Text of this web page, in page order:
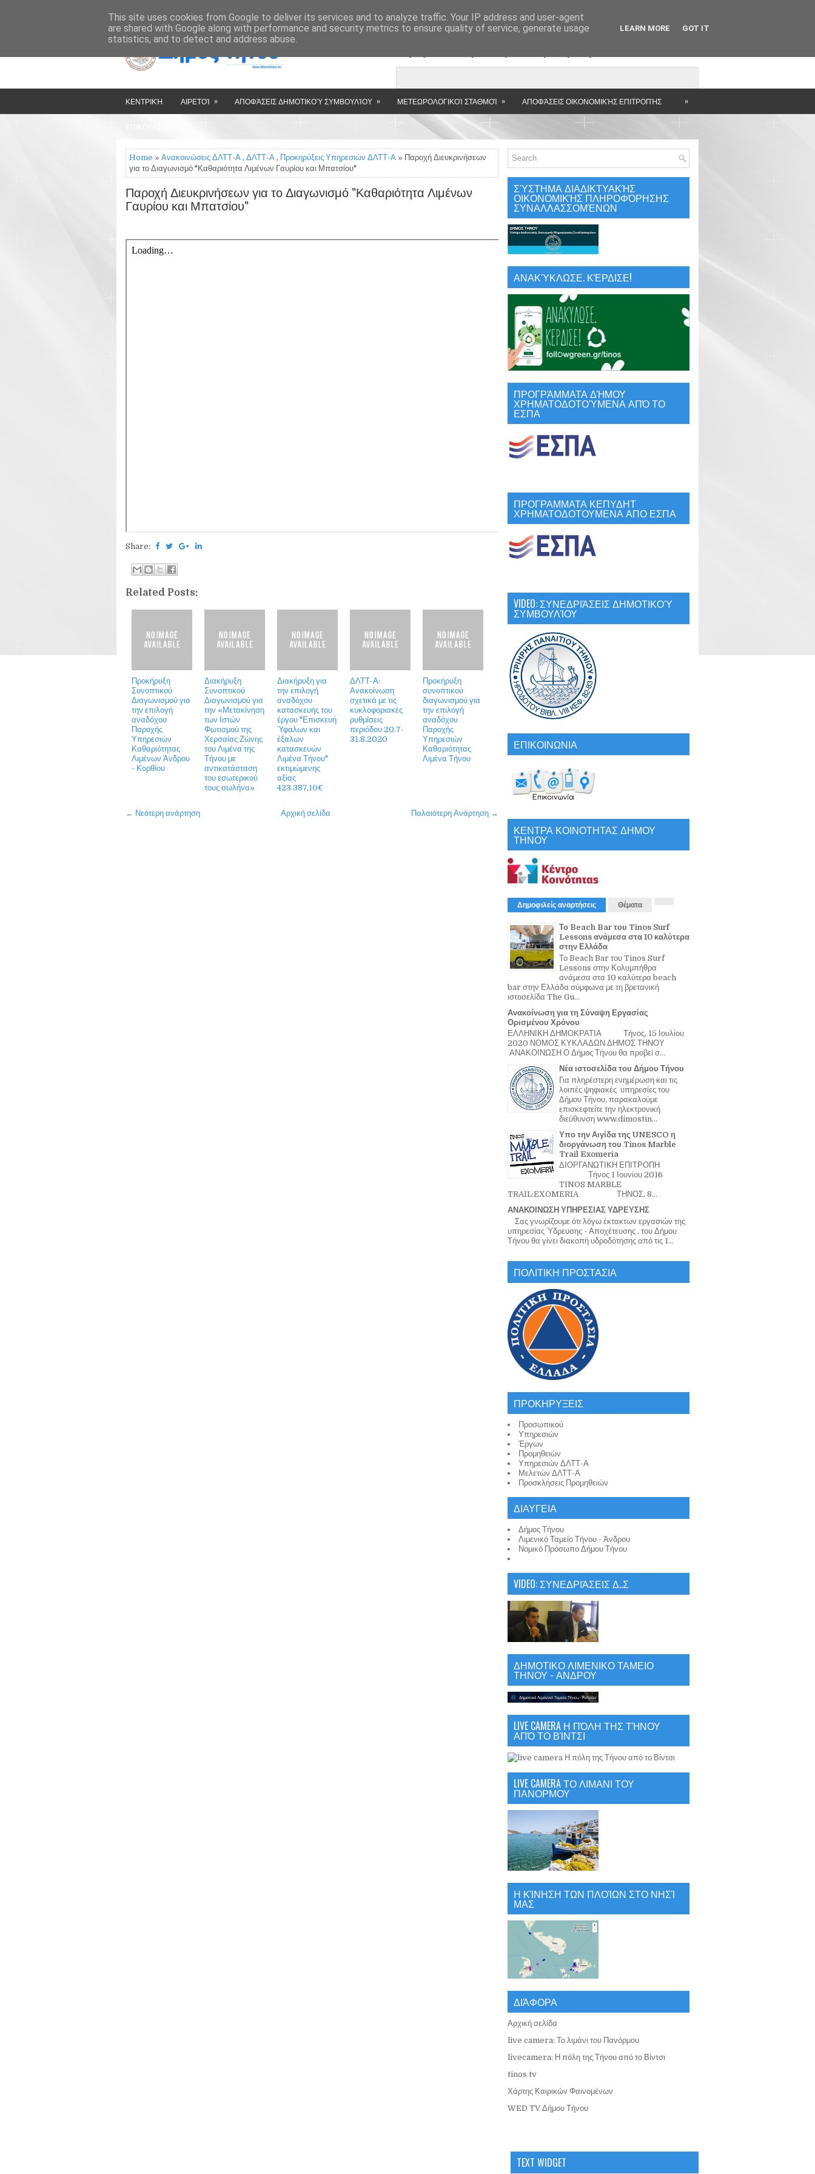
HOME ΔΉΜΟΣ ΤΉΝΟΥ » » »
ΚΕΝΤΡΙΚΉ ΑΙΡΕΤΟΊ » ΑΠΟΦΆΣΕΙΣ ΔΗΜΟΤΙΚΟΎ ΣΥΜΒΟΥΛΊΟΥ » ΜΕΤΕΩΡΟΛΟΓΙΚΟΊ ΣΤΑΘΜΟΊ » ΑΠΟΦΆΣΕΙΣ ΟΙΚΟΝΟΜΙΚΉΣ ΕΠΙΤΡΟΠΉΣ »
Home » Ανακοινώσεις ΔΛΤΤ-Α , ΔΛΤΤ-Α , Προκηρύξεις Υπηρεσιών ΔΛΤΤ-Α » Παροχή Διευκρινήσεων
για το Διαγωνισμό "Καθαριότητα Λιμένων Γαυρίου και Μπατσίου"
Παροχή Διευκρινήσεων για το Διαγωνισμό "Καθαριότητα Λιμένων
Γαυρίου και Μπατσίου"
Share:
Related Posts:
Προκήρυξη
Συνοπτικού
Διαγωνισμού για
την επιλογή
αναδόχου
Παροχής
Υπηρεσιών
Καθαριότητας
Λιμένων Άνδρου
- Κορθίου
Διακήρυξη
Συνοπτικού
Διαγωνισμού για
την «Μετακίνηση
των Ιστών
Φωτισμού της
Χερσαίας Ζώνης
του Λιμένα της
Τήνου με
αντικατάσταση
του εσωτερικού
τους σωλήνα»
Διακήρυξη για
την επιλογή
αναδόχου
κατασκευής του
έργου "Επισκευή
Ύφαλων και
έξαλων
κατασκευών
Λιμένα Τήνου"
εκτιμώμενης
αξίας
423.387,10€
ΔΛΤΤ-Α:
Ανακοίνωση
σχετικά με τις
κυκλοφοριακές
ρυθμίσεις
περιόδου 20.7-
31.8.2020
Προκήρυξη
συνοπτικού
διαγωνισμού για
την επιλογή
αναδόχου
Παροχής
Υπηρεσιών
Καθαριότητας
Λιμένα Τήνου
← Νεότερη ανάρτηση Παλαιότερη Ανάρτηση →
Αρχική σελίδα
ΣΎΣΤΗΜΑ ΔΙΑΔΙΚΤΥΑΚΉΣ
ΟΙΚΟΝΟΜΙΚΉΣ ΠΛΗΡΟΦΌΡΗΣΗΣ
ΣΥΝΑΛΛΑΣΣΟΜΈΝΩΝ
ΑΝΑΚΎΚΛΩΣΕ. ΚΈΡΔΙΣΕ!
ΠΡΟΓΡΆΜΜΑΤΑ ΔΉΜΟΥ
ΧΡΗΜΑΤΟΔΟΤΟΎΜΕΝΑ ΑΠΌ ΤΟ
ΕΣΠΑ
ΠΡΟΓΡΑΜΜΑΤΑ ΚΕΠΥΔΗΤ
ΧΡΗΜΑΤΟΔΟΤΟΥΜΕΝΑ ΑΠΟ ΕΣΠΑ
VIDEO: ΣΥΝΕΔΡΙΆΣΕΙΣ ΔΗΜΟΤΙΚΟΎ
ΣΥΜΒΟΥΛΊΟΥ
ΕΠΙΚΟΙΝΩΝΙΑ
ΚΕΝΤΡΑ ΚΟΙΝΟΤΗΤΑΣ ΔΗΜΟΥ
ΤΗΝΟΥ
Δημοφιλείς αναρτήσεις Θέματα
Το Beach Bar του Tinos Surf
Lessons ανάμεσα στα 10 καλύτερα
στην Ελλάδα
Το Beach Bar του Tinos Surf
Lessons στην Κολυμπήθρα
ανάμεσα στα 10 καλύτερα beach
bar στην Ελλάδα σύμφωνα με τη βρετανική
ιστοσελίδα The Gu...
Ανακοίνωση για τη Σύναψη Εργασίας
Ορισμένου Χρόνου
ΕΛΛΗΝΙΚΗ ΔΗΜΟΚΡΑΤΙΑ Τήνος, 15 Ιουλίου
2020 ΝΟΜΟΣ ΚΥΚΛΑΔΩΝ ΔΗΜΟΣ ΤΗΝΟΥ
ΑΝΑΚΟΙΝΩΣΗ Ο Δήμος Τήνου θα προβεί σ...
Νέα ιστοσελίδα του Δήμου Τήνου
Για πληρέστερη ενημέρωση και τις
λοιπές ψηφιακές υπηρεσίες του
Δήμου Τήνου, παρακαλούμε
επισκεφτείτε την ηλεκτρονική
διεύθυνση www.dimostin...
Υπο την Αιγίδα της UNESCO η
διοργάνωση του Tinos Marble
Trail Exomeria
ΔΙΟΡΓΑΝΩΤΙΚΗ ΕΠΙΤΡΟΠΗ
Τήνος 1 Ιουνίου 2016
TINOS MARBLE
TRAIL:EXOMERIA ΤΗΝΟΣ, 8...
ΑΝΑΚΟΙΝΩΣΗ ΥΠΗΡΕΣΙΑΣ ΥΔΡΕΥΣΗΣ
Σας γνωρίζουμε ότι λόγω έκτακτων εργασιών της
υπηρεσίας Ύδρευσης - Αποχέτευσης , του Δήμου
Τήνου θα γίνει διακοπή υδροδότησης από τις 1...
ΠΟΛΙΤΙΚΗ ΠΡΟΣΤΑΣΙΑ
ΠΡΟΚΗΡΥΞΕΙΣ
Προσωπικού
Υπηρεσιών
Έργων
Προμηθειών
Υπηρεσιών ΔΛΤΤ-Α
Μελετών ΔΛΤΤ-Α
Προσκλήσεις Προμηθειών
ΔΙΑΥΓΕΙΑ
Δήμος Τήνου
Λιμενικό Ταμείο Τήνου - Άνδρου
Νομικό Πρόσωπο Δήμου Τήνου
VIDEO: ΣΥΝΕΔΡΙΆΣΕΙΣ Δ..Σ
ΔΗΜΟΤΙΚΟ ΛΙΜΕΝΙΚΟ ΤΑΜΕΙΟ
ΤΗΝΟΥ - ΑΝΔΡΟΥ
LIVE CAMERA Η ΠΌΛΗ ΤΗΣ ΤΉΝΟΥ
ΑΠΌ ΤΟ ΒΊΝΤΣΙ
LIVE CAMERA ΤΟ ΛΙΜΑΝΙ ΤΟΥ
ΠΑΝΟΡΜΟΥ
Η ΚΊΝΗΣΗ ΤΩΝ ΠΛΟΊΩΝ ΣΤΟ ΝΗΣΊ
ΜΑΣ
ΔΙΆΦΟΡΑ
Αρχική σελίδα
live camera: Το λιμάνι του Πανόρμου
livecamera: Η πόλη της Τήνου από το Βίντσι
tinos tv
Χάρτης Καιρικών Φαινομένων
WED TV Δήμου Τήνου
TEXT WIDGET
This site uses cookies from Google to deliver its services and to analyze traffic. Your IP address and user-agent
are shared with Google along with performance and security metrics to ensure quality of service, generate usage
statistics, and to detect and address abuse.
LEARN MORE GOT IT